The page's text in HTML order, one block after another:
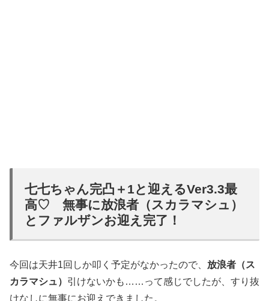
七七ちゃん完凸＋1と迎えるVer3.3最
高♡ 無事に放浪者（スカラマシュ）
とファルザンお迎え完了！
今回は天井1回しか叩く予定がなかったので、 放浪者（ス
カラマシュ） 引けないかも……って感じでしたが、すり抜
けなしに無事にお迎えできました。